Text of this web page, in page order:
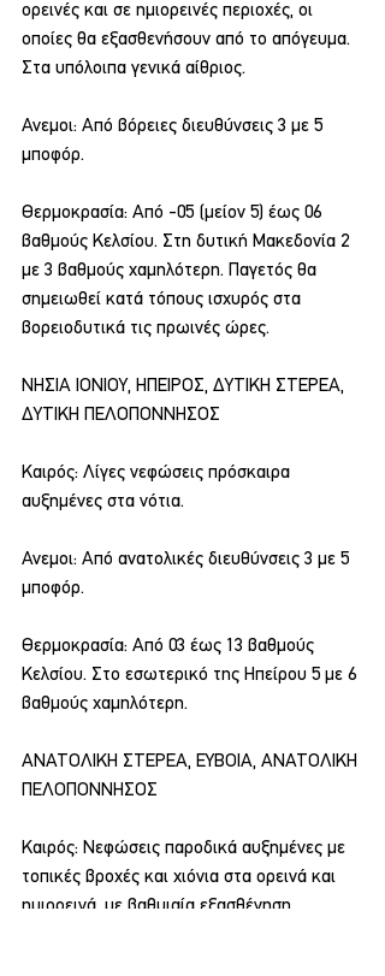
ορεινές και σε ημιορεινές περιοχές, οι
οποίες θα εξασθενήσουν από το απόγευμα.
Στα υπόλοιπα γενικά αίθριος.
Ανεμοι: Από βόρειες διευθύνσεις 3 με 5
μποφόρ.
Θερμοκρασία: Από -05 (μείον 5) έως 06
βαθμούς Κελσίου. Στη δυτική Μακεδονία 2
με 3 βαθμούς χαμηλότερη. Παγετός θα
σημειωθεί κατά τόπους ισχυρός στα
βορειοδυτικά τις πρωινές ώρες.
ΝΗΣΙΑ ΙΟΝΙΟΥ, ΗΠΕΙΡΟΣ, ΔΥΤΙΚΗ ΣΤΕΡΕΑ,
ΔΥΤΙΚΗ ΠΕΛΟΠΟΝΝΗΣΟΣ
Καιρός: Λίγες νεφώσεις πρόσκαιρα
αυξημένες στα νότια.
Ανεμοι: Από ανατολικές διευθύνσεις 3 με 5
μποφόρ.
Θερμοκρασία: Από 03 έως 13 βαθμούς
Κελσίου. Στο εσωτερικό της Ηπείρου 5 με 6
βαθμούς χαμηλότερη.
ΑΝΑΤΟΛΙΚΗ ΣΤΕΡΕΑ, ΕΥΒΟΙΑ, ΑΝΑΤΟΛΙΚΗ
ΠΕΛΟΠΟΝΝΗΣΟΣ
Καιρός: Νεφώσεις παροδικά αυξημένες με
τοπικές βροχές και χιόνια στα ορεινά και
ημιορεινά, με βαθμιαία εξασθένηση.